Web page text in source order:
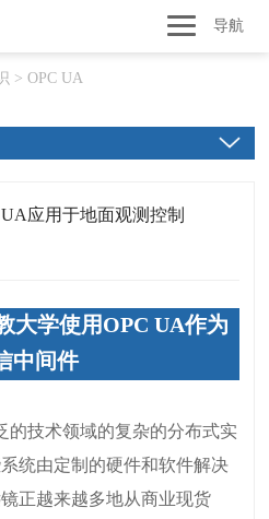
导航
>OPC UA
应用于地面观测控制
大学使用OPC UA作为
中间件
技术领域的复杂的分布式实
统由定制的硬件和软件解决
正越来越多地从商业现货